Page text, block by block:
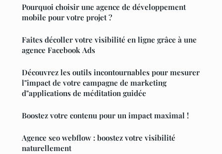
Pourquoi choisir une agence de développement
mobile pour votre projet ?
Faites décoller votre visibilité en ligne grâce à une
agence Facebook Ads
Découvrez les outils incontournables pour mesurer
l"impact de votre campagne de marketing
d"applications de méditation guidée
Boostez votre contenu pour un impact maximal !
Agence seo webflow : boostez votre visibilité
naturellement